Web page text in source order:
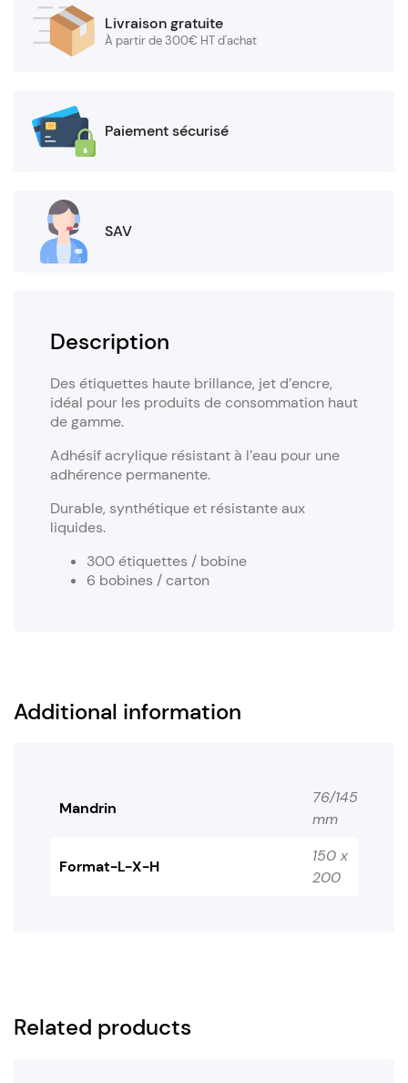
Livraison gratuite
À partir de 300€ HT d'achat
Paiement sécurisé
SAV
Description
Des étiquettes haute brillance, jet d’encre,
idéal pour les produits de consommation haut
de gamme.
Adhésif acrylique résistant à l’eau pour une
adhérence permanente.
Durable, synthétique et résistante aux
liquides.
300 étiquettes / bobine
6 bobines / carton
Additional information
Mandrin
76/145
mm
Format-L-X-H
150 x
200
Related products